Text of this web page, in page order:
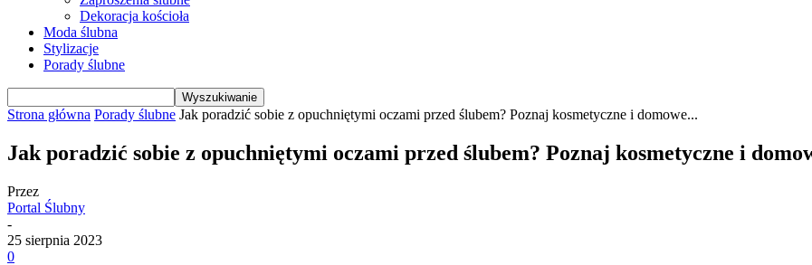
Dekoracja kościoła
Moda ślubna
Stylizacje
Porady ślubne
Strona główna Porady ślubne Jak poradzić sobie z opuchniętymi oczami przed ślubem? Poznaj kosmetyczne i domowe...
Jak poradzić sobie z opuchniętymi oczami przed ślubem? Poznaj kosmetyczne i
Przez
Portal Ślubny
-
25 sierpnia 2023
0